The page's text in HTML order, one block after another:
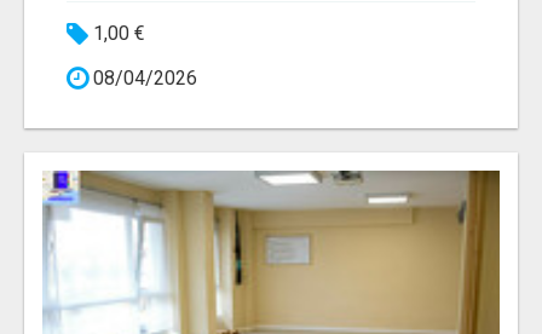
1,00 €
08/04/2026